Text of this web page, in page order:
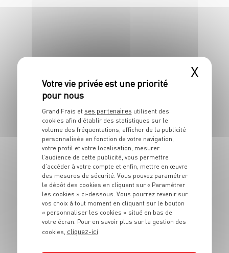
Panna cotta de
clémentines
6 pers. 20 min
DESSERT
Tartelettes
croustillantes aux
fraises
X
Grand Frais et ses partenaires utilisent des
cookies afin d’établir des statistiques sur le
volume des fréquentations, afficher de la publicité
personnalisée en fonction de votre navigation,
votre profil et votre localisation, mesurer
l’audience de cette publicité, vous permettre
d’accéder à votre compte et enfin, mettre en œuvre
des mesures de sécurité. Vous pouvez paramétrer
le dépôt des cookies en cliquant sur « Paramétrer
les cookies » ci-dessous. Vous pourrez revenir sur
vos choix à tout moment en cliquant sur le bouton
« personnaliser les cookies » situé en bas de
votre écran. Pour en savoir plus sur la gestion des
cookies, cliquez-ici